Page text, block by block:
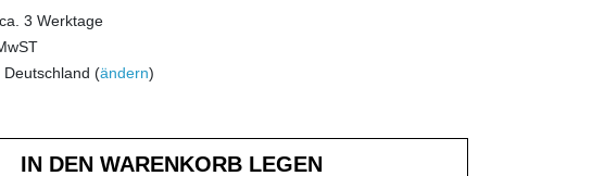
3 Werktage
Deutschland (ändern)